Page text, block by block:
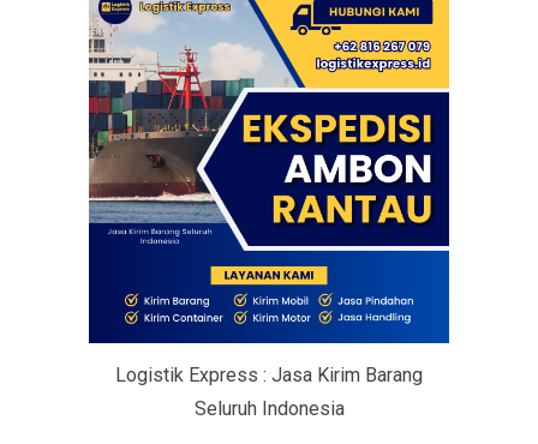
Logistik Express : Jasa Kirim Barang
Seluruh Indonesia